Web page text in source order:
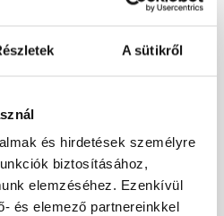
A sütikről
és hirdetések személyre
biztosításához,
elemzéséhez. Ezenkívül
és elemező partnereinkkel